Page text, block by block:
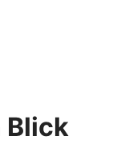
Blick